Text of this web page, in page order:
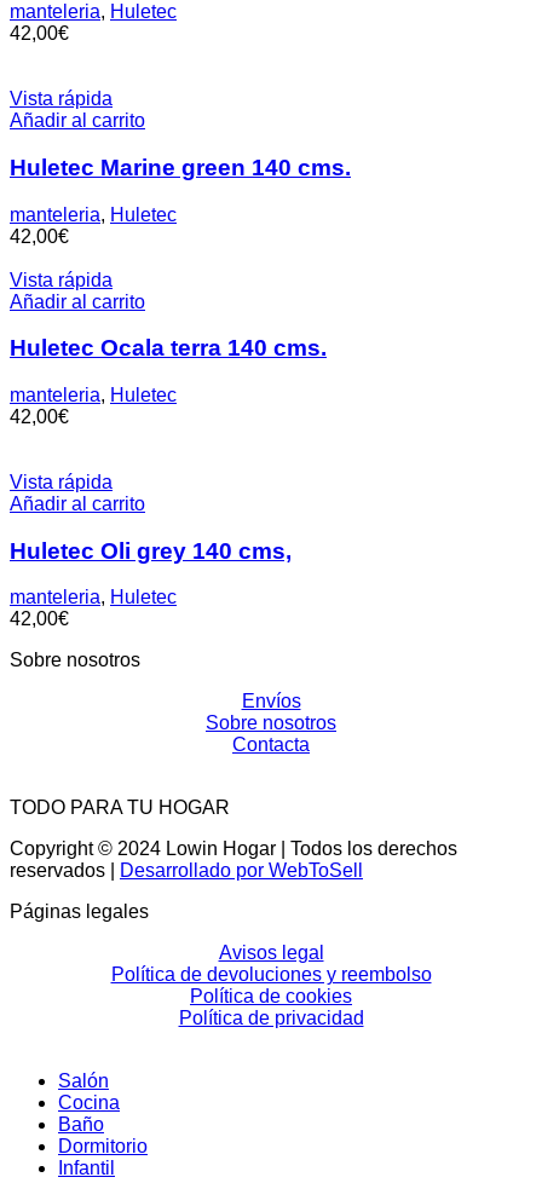
manteleria, Huletec
42,00€
Vista rápida
Añadir al carrito
Huletec Marine green 140 cms.
manteleria, Huletec
42,00€
Vista rápida
Añadir al carrito
Huletec Ocala terra 140 cms.
manteleria, Huletec
42,00€
Vista rápida
Añadir al carrito
Huletec Oli grey 140 cms,
manteleria, Huletec
42,00€
Sobre nosotros
Envíos
Sobre nosotros
Contacta
TODO PARA TU HOGAR
Copyright © 2024 Lowin Hogar | Todos los derechos
reservados |
Desarrollado por WebToSell
Páginas legales
Avisos legal
Política de devoluciones y reembolso
Política de cookies
Política de privacidad
Salón
Cocina
Baño
Dormitorio
Infantil